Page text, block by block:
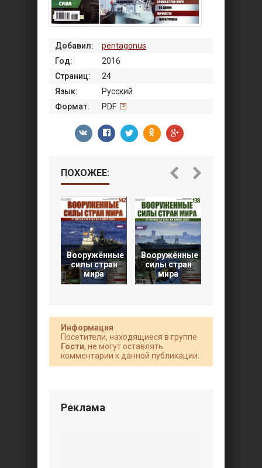
Добавил:
pentagonus
Год:
2016
Страниц:
24
Язык:
Русский
Формат:
PDF
ПОХОЖЕЕ:
Вооружённые
силы стран
мира
Вооружённые
силы стран
мира
Информация
Посетители, находящиеся в группе
Гости, не могут оставлять
комментарии к данной публикации.
Реклама